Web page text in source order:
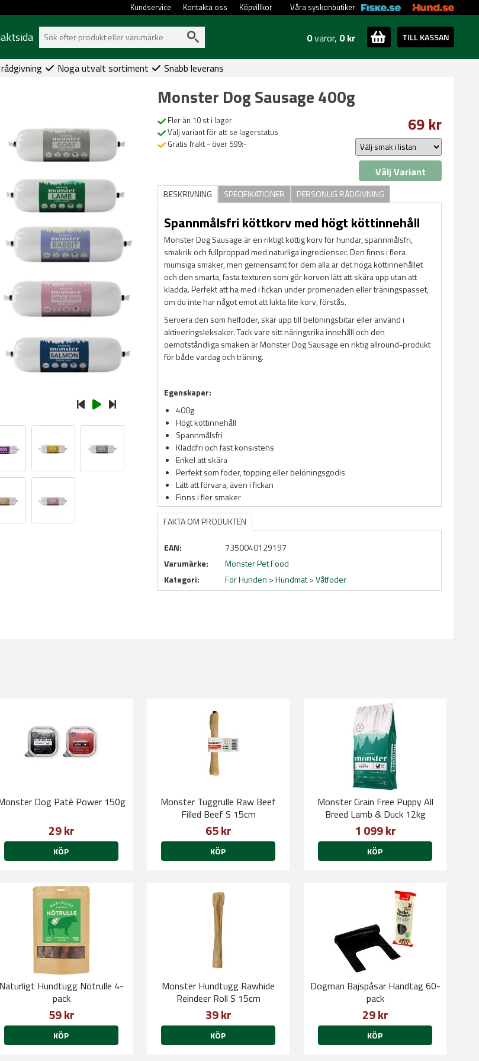
Våra syskonbutiker
Köpvillkor
Kontakta oss
Kundservice
0varor, 0 kr TILL KASSAN
Noga utvalt sortiment Snabb leverans
Monster Dog Sausage 400g
Fler än 10 st i lager
Välj variant för att se lagerstatus
Gratis frakt - över 599:-
69 kr
Välj Variant
BESKRIVNING SPECIFIKATIONER PERSONLIG RÅDGIVNING
Spannmålsfri köttkorv med högt köttinnehåll
Monster Dog Sausage är en riktigt köttig korv för hundar, spannmålsfri,
smakrik och fullproppad med naturliga ingredienser. Den finns i flera
mumsiga smaker, men gemensamt för dem alla är det höga köttinnehållet
och den smarta, fasta texturen som gör korven lätt att skära upp utan att
kladda. Perfekt att ha med i fickan under promenaden eller träningspasset,
om du inte har något emot att lukta lite korv, förstås.
Servera den som helfoder, skär upp till belöningsbitar eller använd i
aktiveringsleksaker. Tack vare sitt näringsrika innehåll och den
oemotståndliga smaken är Monster Dog Sausage en riktig allround-produkt
för både vardag och träning.
Egenskaper:
400g
Högt köttinnehåll
Spannmålsfri
Kladdfri och fast konsistens
Enkel att skära
Perfekt som foder, topping eller belöningsgodis
Lätt att förvara, även i fickan
Finns i fler smaker
FAKTA OM PRODUKTEN
EAN:
7350040129197
Varumärke:
Monster Pet Food
Kategori:
För Hunden >Hundmat>Våtfoder
Dog Paté Power 150g
29 kr
KÖP
Monster Tuggrulle Raw Beef
Filled Beef S 15cm
65 kr
KÖP
Monster Grain Free Puppy All
Breed Lamb & Duck 12kg
1 099 kr
KÖP
Naturligt Hundtugg Nötrulle 4-
pack
59 kr
KÖP
Monster Hundtugg Rawhide
Reindeer Roll S 15cm
39 kr
KÖP
Dogman Bajspåsar Handtag 60-
pack
29 kr
KÖP